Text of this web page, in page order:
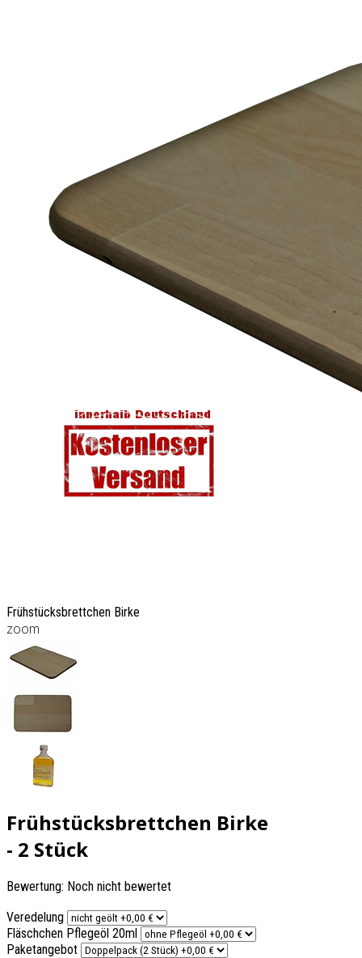
Frühstücksbrettchen Birke
zoom
Frühstücksbrettchen Birke
- 2 Stück
Bewertung: Noch nicht bewertet
Veredelung
Fläschchen Pflegeöl 20ml
Paketangebot